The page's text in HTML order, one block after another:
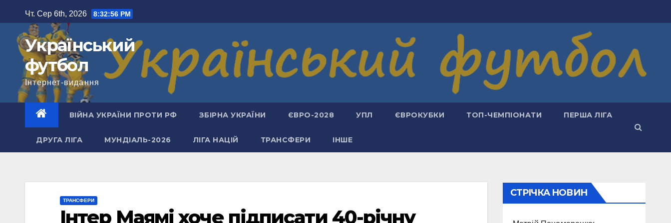
до
вмісту
Чт. Сер 6th, 2026 8:32:57 PM
Український
футбол
Інтернет-видання
ВІЙНА УКРАЇНИ ПРОТИ РФ ЗБІРНА УКРАЇНИ ЄВРО-2028 УПЛ ЄВРОКУБКИ ТОП-ЧЕМПІОНАТИ ПЕРША ЛІГА
ДРУГА ЛІГА МУНДІАЛЬ-2026 ЛІГА НАЦІЙ ТРАНСФЕРИ ІНШЕ
ТРАНСФЕРИ
Інтер Маямі хоче підписати 40-річну
СТРІЧКА НОВИН